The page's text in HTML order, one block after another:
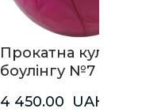
Прокатна куля
боулінгу №7
4 450.00  UAH